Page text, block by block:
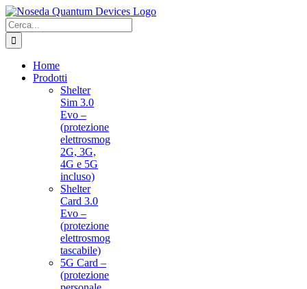
Salta
al
contenuto
Cerca
per:
Home
Prodotti
Shelter
Sim 3.0
Evo –
(protezione
elettrosmog
2G, 3G,
4G e 5G
incluso)
Shelter
Card 3.0
Evo –
(protezione
elettrosmog
tascabile)
5G Card –
(protezione